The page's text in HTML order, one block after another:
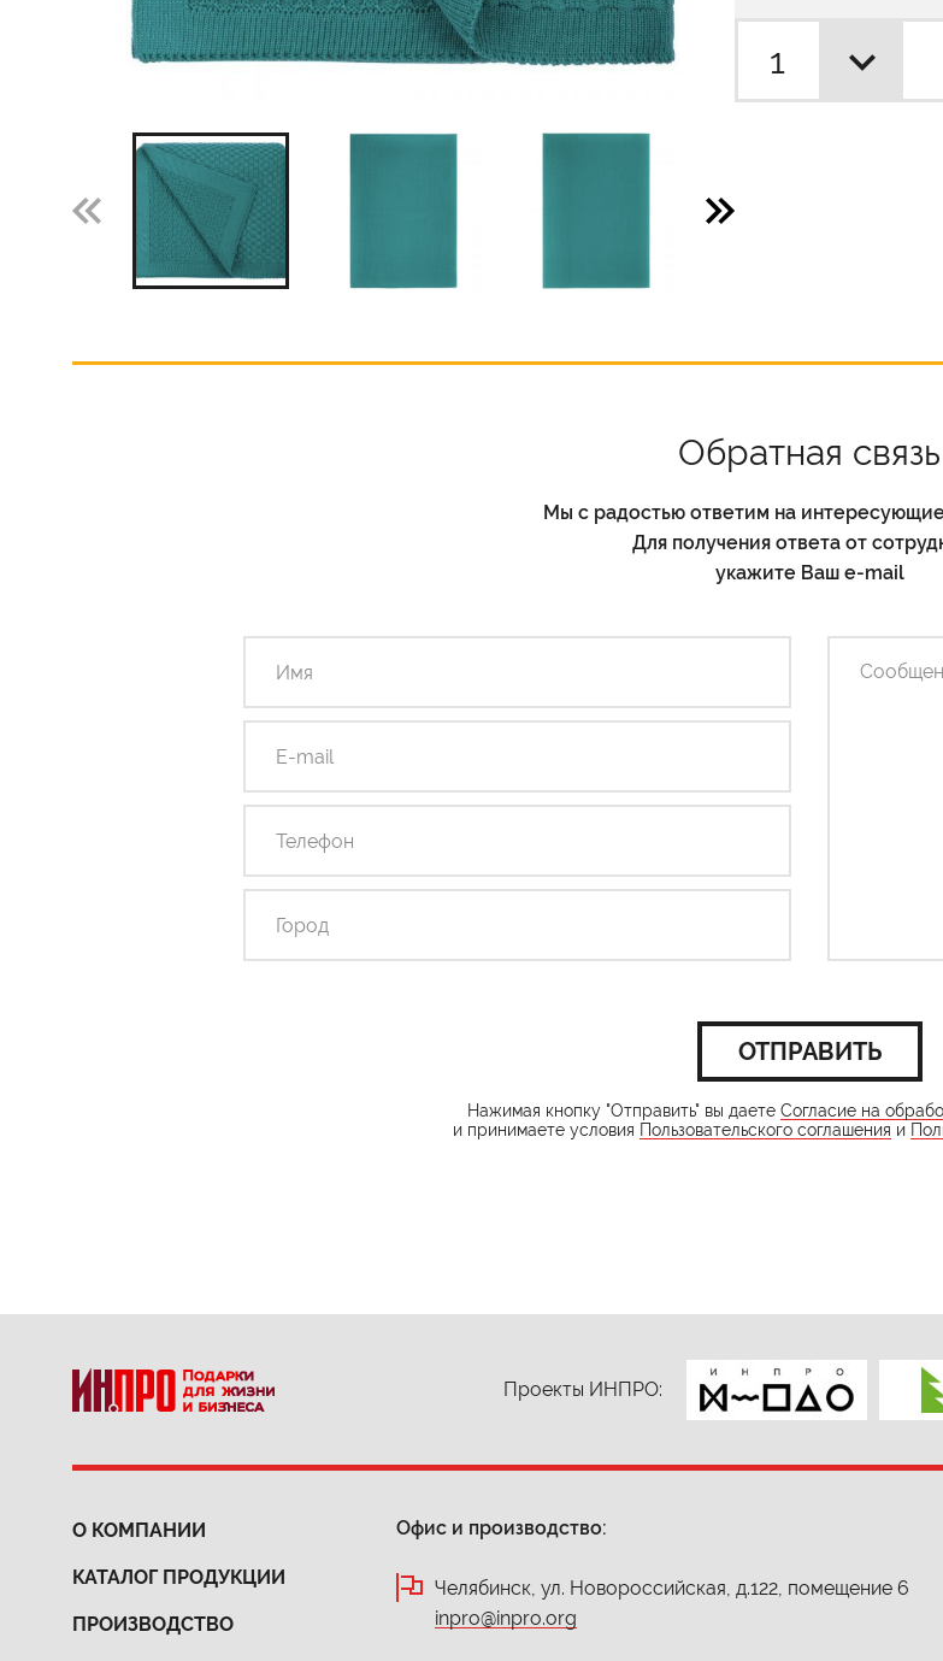
Обратная связь
Мы с радостью ответим на
Для получения ответа от
укажите Ваш e-mail
ОТПРАВИТЬ
Нажимая кнопку "Отправить" вы даете Согласие на
и принимаете условия Пользовательского соглашения и
Проекты ИНПРО:
О КОМПАНИИ
КАТАЛОГ ПРОДУКЦИИ
ПРОИЗВОДСТВО
Офис и производство:
Челябинск, ул. Новороссийская, д.122, помещение 6
inpro@inpro.org